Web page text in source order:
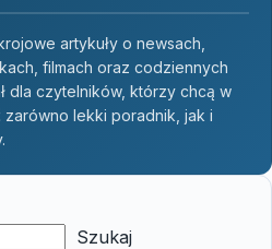
artykuły o newsach,
filmach oraz codziennych
dla czytelników, którzy chcą w
lekki poradnik, jak i
Szukaj